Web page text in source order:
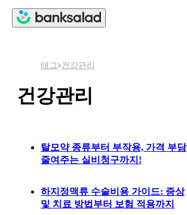
태그 건강관리
건강관리
탈모약 종류부터 부작용, 가격 부담
줄여주는 실비청구까지!
하지정맥류 수술비용 가이드: 증상
및 치료 방법부터 보험 적용까지